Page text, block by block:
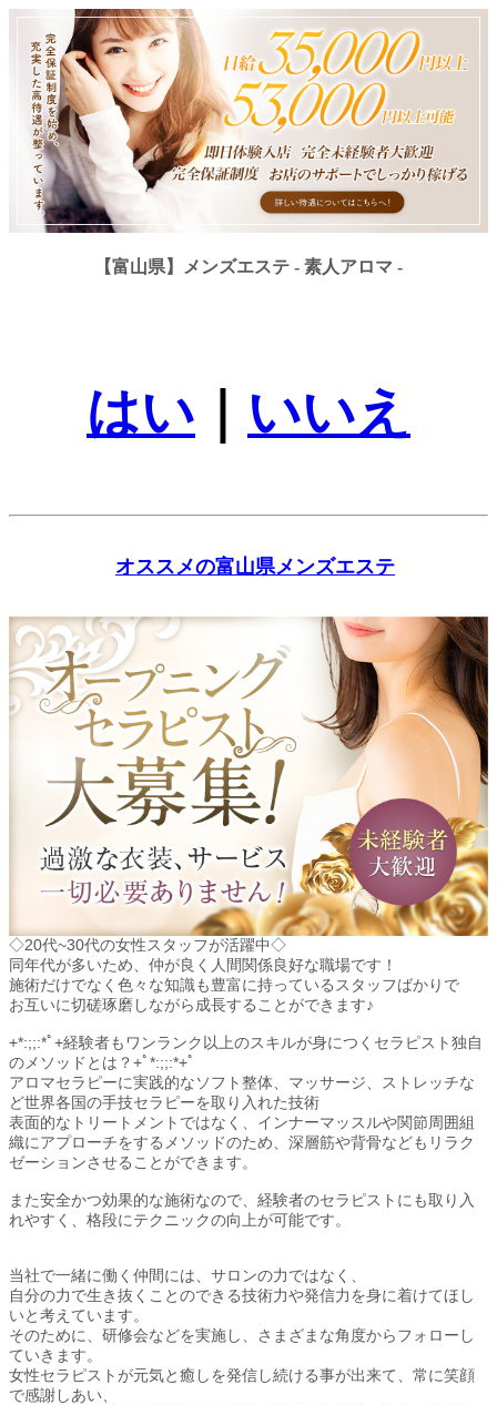
【富山県】メンズエステ - 素人アロマ -
はい いいえ
オススメの富山県メンズエステ
◇20代~30代の女性スタッフが活躍中◇
同年代が多いため、仲が良く人間関係良好な職場です！
施術だけでなく色々な知識も豊富に持っているスタッフばかりで
お互いに切磋琢磨しながら成長することができます♪
+*:;;:*ﾟ+経験者もワンランク以上のスキルが身につくセラピスト独自
のメソッドとは？+ﾟ*:;;:*+ﾟ
アロマセラピーに実践的なソフト整体、マッサージ、ストレッチな
ど世界各国の手技セラピーを取り入れた技術
表面的なトリートメントではなく、インナーマッスルや関節周囲組
織にアプローチをするメソッドのため、深層筋や背骨などもリラク
ゼーションさせることができます。
また安全かつ効果的な施術なので、経験者のセラピストにも取り入
れやすく、格段にテクニックの向上が可能です。
当社で一緒に働く仲間には、サロンの力ではなく、
自分の力で生き抜くことのできる技術力や発信力を身に着けてほし
いと考えています。
そのために、研修会などを実施し、さまざまな角度からフォローし
ていきます。
女性セラピストが元気と癒しを発信し続ける事が出来て、常に笑顔
で感謝しあい、